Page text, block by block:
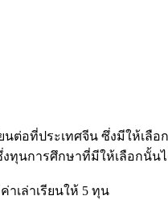
ะเทศจีน ซึ่งมีให้เลือกตั้งแ
ทุนการศึกษาที่มีให้เลือกนั้น
าเรียนให้ 5 ทุน